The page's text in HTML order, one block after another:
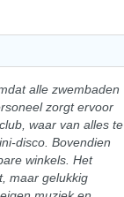
alle zwembaden
zorgt ervoor
waar van alles te
disco. Bovendien
winkels. Het
maar gelukkig